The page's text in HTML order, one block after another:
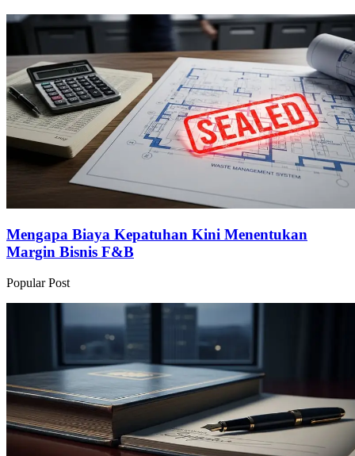
Mengapa Biaya Kepatuhan Kini Menentukan
Margin Bisnis F&B
Popular Post